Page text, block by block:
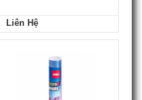
Liên Hệ